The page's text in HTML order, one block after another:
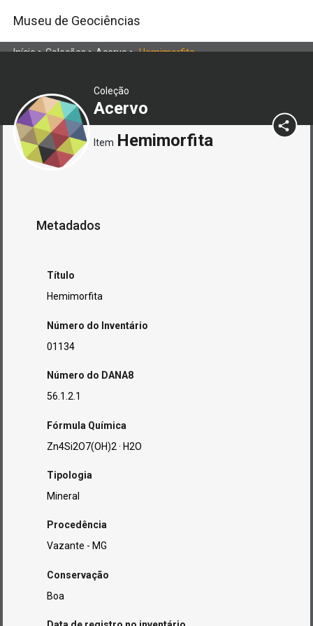
Museu de Geociências
Início>Coleções>Acervo>Hemimorfita
Coleção
Acervo
Item Hemimorfita
Metadados
Título
Hemimorfita
Número do Inventário
01134
Número do DANA8
56.1.2.1
Fórmula Química
Zn4Si2O7(OH)2 · H2O
Tipologia
Mineral
Procedência
Vazante - MG
Conservação
Boa